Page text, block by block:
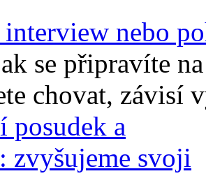
nebo
se připravíte
chovat, závisí